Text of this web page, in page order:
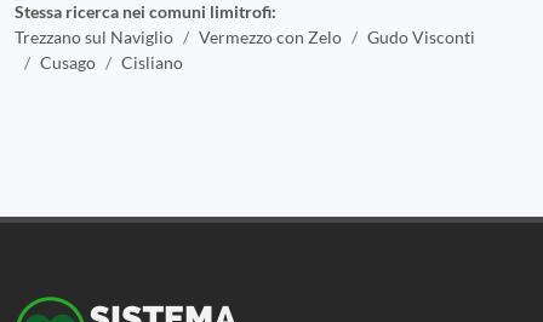
Stessa ricerca nei comuni limitrofi:
Trezzano sul Naviglio
Vermezzo con Zelo
Gudo Visconti
Cusago
Cisliano